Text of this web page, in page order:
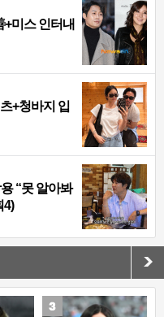
+미스 인터내
+청바지 입
“못 알아봐
4)